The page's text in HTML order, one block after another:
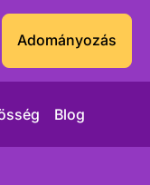
Adományozás
Blog